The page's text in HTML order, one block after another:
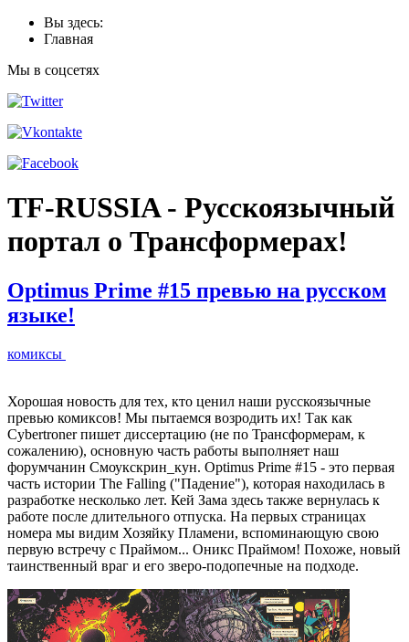
Вы здесь:
Главная
Мы в соцсетях
TF-RUSSIA - Русскоязычный
портал о Трансформерах!
Optimus Prime #15 превью на русском
языке!
комиксы
Хорошая новость для тех, кто ценил наши русскоязычные
превью комиксов! Мы пытаемся возродить их! Так как
Cybertroner пишет диссертацию (не по Трансформерам, к
сожалению), основную часть работы выполняет наш
форумчанин Смоукскрин_кун. Optimus Prime #15 - это первая
часть истории The Falling ("Падение"), которая находилась в
разработке несколько лет. Кей Зама здесь также вернулась к
работе после длительного отпуска. На первых страницах
номера мы видим Хозяйку Пламени, вспоминающую свою
первую встречу с Праймом... Оникс Праймом! Похоже, новый
таинственный враг и его зверо-подопечные на подходе.